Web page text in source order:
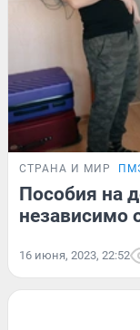
СТРАНА И МИР
Пособия на
независимо
16 июня, 2023, 22:52